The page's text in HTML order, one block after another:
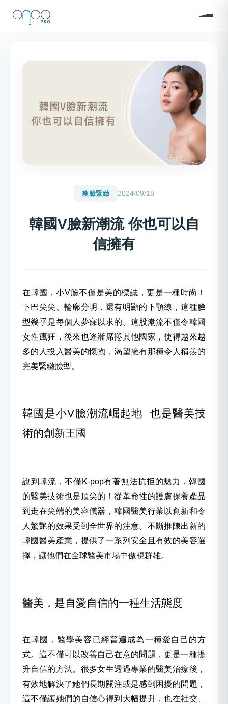
瘦臉緊緻 2024/09/18
韓國V臉新潮流 你也可以自
信擁有
在韓國，小V臉不僅是美的標誌，更是一種時尚！
下巴尖尖、輪廓分明，還有明顯的下顎線，這種臉
型幾乎是每個人夢寐以求的。這股潮流不僅令韓國
女性瘋狂，後來也逐漸席捲其他國家，使得越來越
多的人投入醫美的懷抱，渴望擁有那種令人稱羨的
完美緊緻臉型。
韓國是小V臉潮流崛起地 也是醫美技
術的創新王國
說到韓流，不僅K-pop有著無法抗拒的魅力，韓國
的醫美技術也是頂尖的！從革命性的護膚保養產品
到走在尖端的美容儀器，韓國醫美行業以創新和令
人驚艷的效果受到全世界的注意。不斷推陳出新的
韓國醫美產業，提供了一系列安全且有效的美容選
擇，讓他們在全球醫美市場中傲視群雄。
醫美，是自愛自信的一種生活態度
在韓國，醫學美容已經普遍成為一種愛自己的方
式。這不僅可以改善自己在意的問題，更是一種提
升自信的方法。很多女生透過專業的醫美治療後，
有效地解決了她們長期關注或是感到困擾的問題，
這不僅讓她們的自信心得到大幅提升，也在社交、